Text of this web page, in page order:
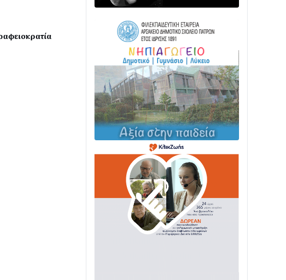
ΣΤΗΝ ΠΥΡΟΣΒΕΣΤΙΚΗ ΓΙΑ ΦΩΤΙΑ ΣΤΟΝ
ΑΓΙΟ ΗΛΙΑ ΠΡΙΝ ΤΗ ΓΡΑΝΙΤΣΑ
24/07 • 11:03
ΤΟ ΠΑΡΤΥ ΣΥΝΕΧΙΖΕΤΑΙ…
05/08 • 08:41
Στο σκοτάδι μεγάλο μέρος στο Λυγιά
Ναυπάκτου
04/08 • 19:47
Σε τροχιά υλοποίησης η Παράκαμψη
του Κέντρου της Ναυπάκτου
Σε φουλ ρυθμούς το τμήμα Βόνιτσα –
Άγιος Νικόλαος | Αυτοψία Καββαδά
03/08 • 11:11
Με Αρχιερατική Λαμπρότητα η
Πανήγυρη της Μεταμορφώσεως του
Σωτήρος στο Γολέμι